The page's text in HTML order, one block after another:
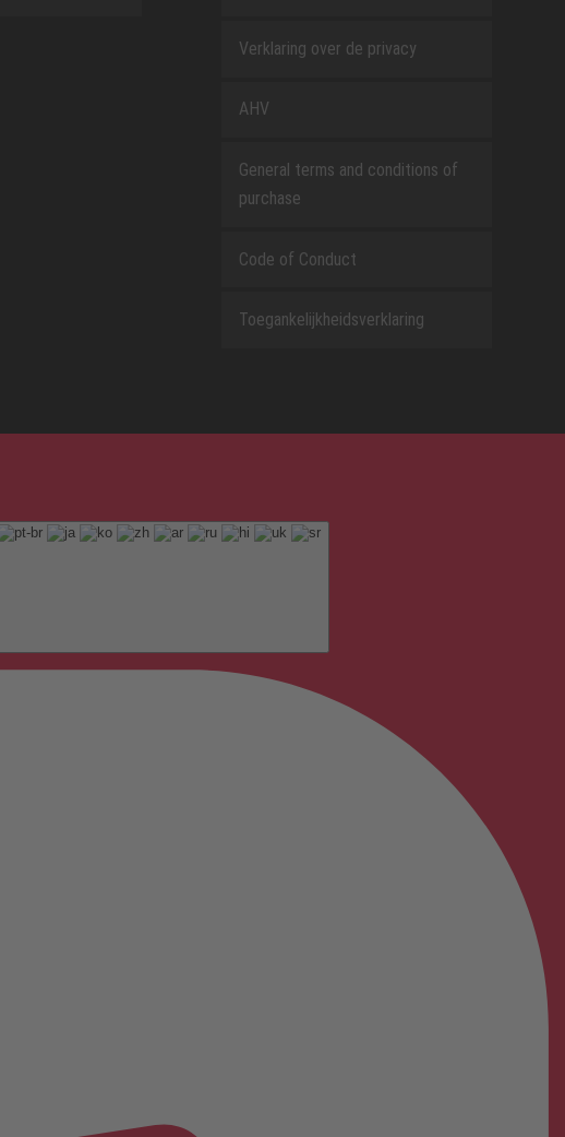
Verklaring over de privacy
AHV
General terms and conditions of
purchase
Code of Conduct
Toegankelijkheidsverklaring